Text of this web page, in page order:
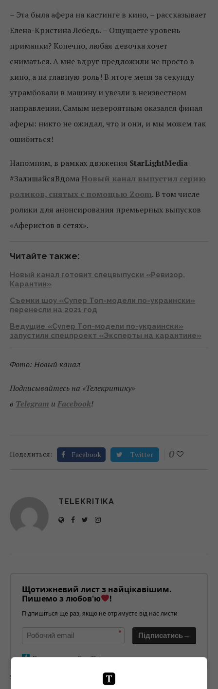
– Эта была афера на кастинге в кино, – рассказывает
Елена-Кристина Лебедь. – Ощущаете уровень
приманки? Конечно, любая девочка хочет
сниматься. А мне вдруг предложили не просто в
кино, а на главную роль! В итоге меня за секунду
утрамбовали в машину и увезли в неизвестном
направлении. Самым невероятным оказался финал
аферы: никто не ожидал, что и они, и мы можем так
ошибиться!
Напомним, в рамках движения StarLightMedia
#ЗалишайсяВдома Новый канал выпустил серию
роликов, снятых с помощью Zoom. В том числе
ролики для анонсирования премьерных выпусков
«Аферистов в сетях».
Читайте также:
Новый канал готовит спецвыпуски «Ревизор.
Карантин»
Съемки шоу «Супер Топ-модели по-украински»
перенесли на 2021 год
Ведущие «Супер Топ-модели по-украински»
запустили спецпроект «Эксперты на карантине»
Фото: Новый канал
Подписывайтесь на «Телекритику»
в Telegram и Facebook!
Поделиться: Facebook Twitter 0
TELEKRITIKA
Щотижневий лист з найцікавішим.
Пишемо з любов'ю
!
Підпишіться ще раз, якщо не отримуєте від нас листи
* Підписатись→
Предоставлено SendPulse
загрузка...